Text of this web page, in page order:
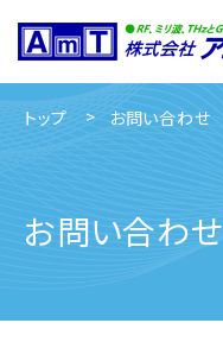
トップ お問い合わせ
お問い合わせ